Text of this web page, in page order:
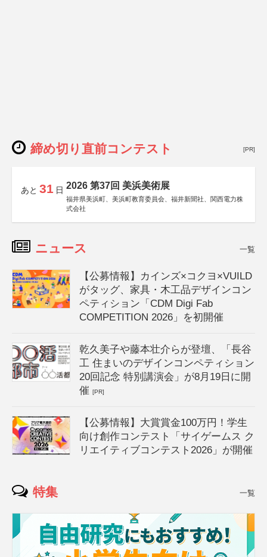
締め切り直前コンテスト [PR]
あと 31 日 2026 第37回 美浜美術展
福井県美浜町、美浜町教育委員会、福井新聞社、関西電力株
式会社
ニュース 一覧
【公募情報】カインズ×コクヨ×VUILD
がタッグ、家具・木工品デザインコン
ペティション「CDM Digi Fab
COMPETITION 2026」を初開催
乾久美子や藤本壮介らが登壇、「長谷
工 住まいのデザインコンペティション
20回記念 特別講演会」が8月19日に開
催[PR]
【公募情報】大賞賞金100万円！学生
向け創作コンテスト「サイゲームス ク
リエイティブコンテスト2026」が開催
特集 一覧